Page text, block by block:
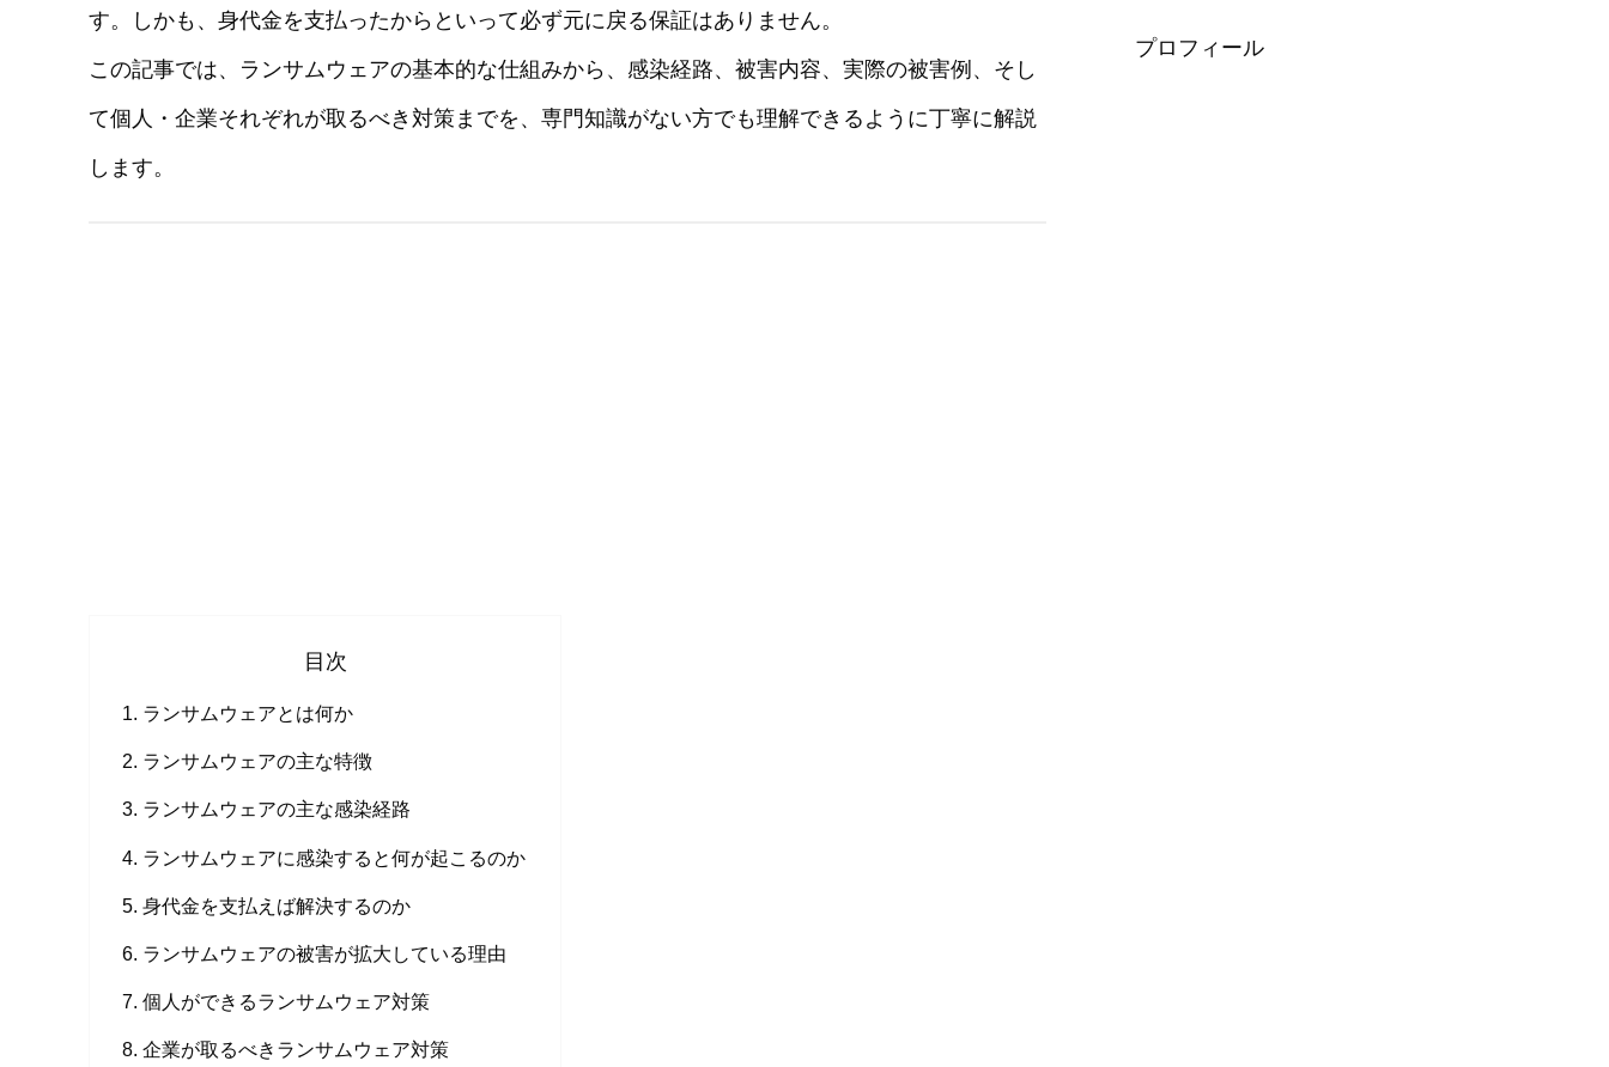
す。しかも、身代金を支払ったからといって必ず元に戻る保証はありません。
この記事では、ランサムウェアの基本的な仕組みから、感染経路、被害内容、実際の被害例、そし
て個人・企業それぞれが取るべき対策までを、専門知識がない方でも理解できるように丁寧に解説
します。
目次
ランサムウェアとは何か
ランサムウェアの主な特徴
ランサムウェアの主な感染経路
ランサムウェアに感染すると何が起こるのか
身代金を支払えば解決するのか
ランサムウェアの被害が拡大している理由
個人ができるランサムウェア対策
企業が取るべきランサムウェア対策
プロフィール